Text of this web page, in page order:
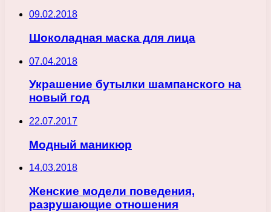
09.02.2018
Шоколадная маска для лица
07.04.2018
Украшение бутылки шампанского на
новый год
22.07.2017
Модный маникюр
14.03.2018
Женские модели поведения,
разрушающие отношения